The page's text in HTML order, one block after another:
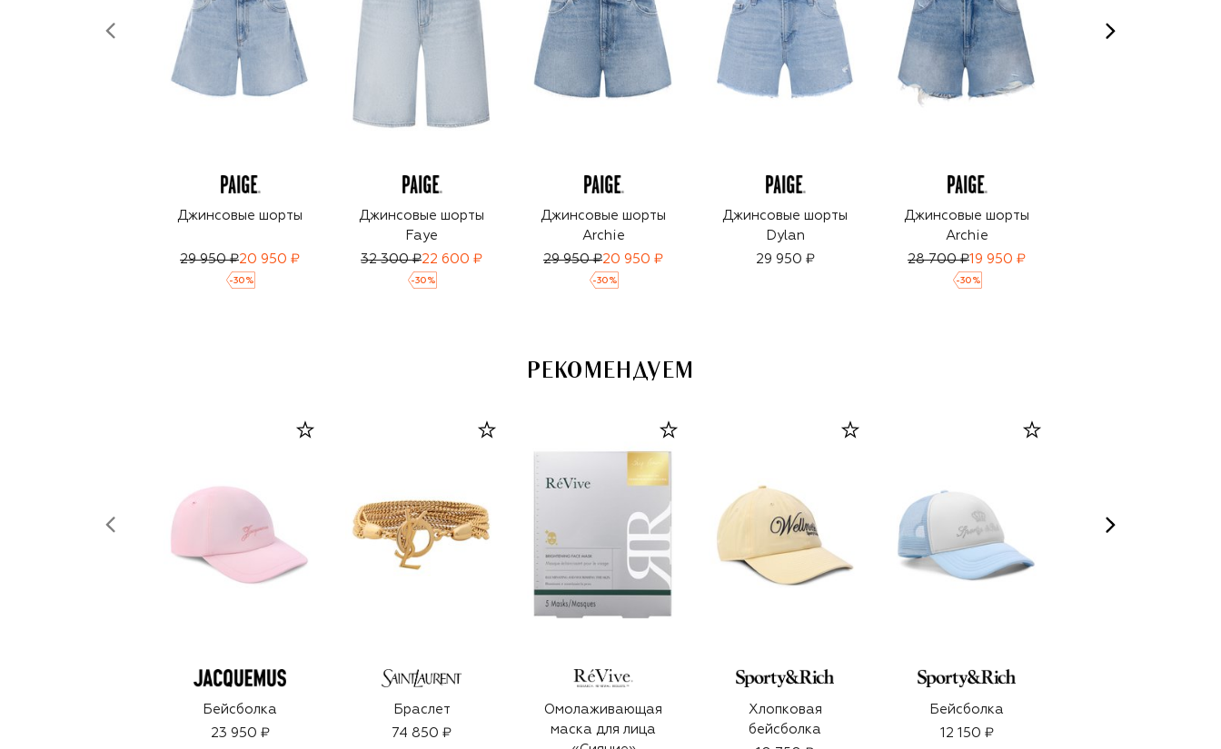
Джинсовые шорты
29 950 ₽20 950 ₽
-30 %
Джинсовые шорты
Faye
32 300 ₽22 600 ₽
-30 %
Джинсовые шорты
Archie
29 950 ₽20 950 ₽
-30 %
Джинсовые шорты
Dylan
29 950 ₽
Джинсовые шорты
Archie
28 700 ₽19 950 ₽
-30 %
РЕКОМЕНДУЕМ
Бейсболка
23 950 ₽
Браслет
74 850 ₽
Омолаживающая
маска для лица
Хлопковая
бейсболка
Бейсболка
12 150 ₽